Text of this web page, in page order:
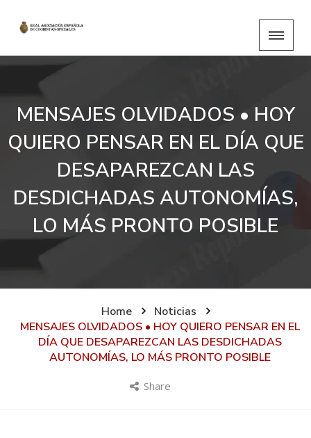
MENSAJES OLVIDADOS • HOY
QUIERO PENSAR EN EL DÍA QUE
DESAPAREZCAN LAS
DESDICHADAS AUTONOMÍAS,
LO MÁS PRONTO POSIBLE
Home
Noticias
MENSAJES OLVIDADOS • HOY QUIERO PENSAR EN EL
DÍA QUE DESAPAREZCAN LAS DESDICHADAS
AUTONOMÍAS, LO MÁS PRONTO POSIBLE
Share